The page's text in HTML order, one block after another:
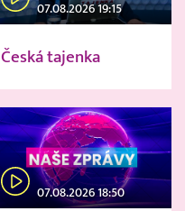
07.08.2026 19:15
Česká tajenka
07.08.2026 18:50